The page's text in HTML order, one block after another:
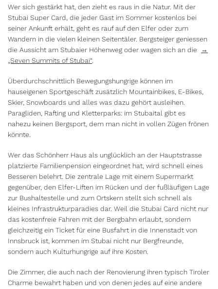
Wer sich gestärkt hat, den zieht es raus in die Natur. Mit der
Stubai Super Card, die jeder Gast im Sommer kostenlos bei
seiner Ankunft erhält, geht es rauf auf den Elfer oder zum
Wandern in die vielen kleinen Seitentäler. Bergsteiger geniessen
die Aussicht am Stubaier Höhenweg oder wagen sich an die
→
„Seven Summits of Stubai“.
Überdurchschnittlich Bewegungshungrige können im
hauseigenen Sportgeschäft zusätzlich Mountainbikes, E-Bikes,
Skier, Snowboards und alles was dazu gehört ausleihen.
Paragliden, Rafting und Kletterparks: im Stubaital gibt es
nahezu keinen Bergsport, dem man nicht in vollen Zügen frönen
könnte.
Wer das Schönherr Haus als unglücklich an der Hauptstrasse
platzierte Familienpension eingeordnet hat, wird schnell eines
Besseren belehrt. Die zentrale Lage mit einem Supermarkt
gegenüber, den Elfer-Liften im Rücken und der fußläufigen Lage
zur Bushaltestelle und zum Ortskern stellt sich schnell als
kleines Infrastrukturparadies dar. Weil die Stubai Card nicht nur
das kostenfreie Fahren mit der Bergbahn erlaubt, sondern
gleichzeitig ein Ticket für eine Busfahrt in die Innenstadt von
Innsbruck ist, kommen im Stubai nicht nur Bergfreunde,
sondern auch Kulturhungrige auf ihre Kosten.
Die Zimmer, die auch nach der Renovierung ihren typisch Tiroler
Charme bewahrt haben und von denen jedes auf eine andere